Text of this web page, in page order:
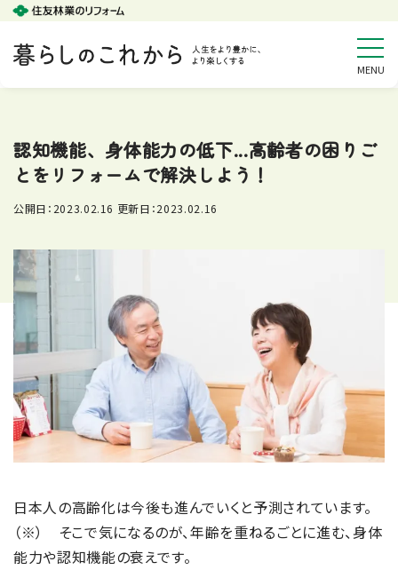
認知機能、身体能力の低下...高齢者の困りご
とをリフォームで解決しよう！
公開日： 2023.02.16 更新日：2023.02.16
日本人の高齢化は今後も進んでいくと予測されています。
（※） そこで気になるのが、年齢を重ねるごとに進む、身体
能力や認知機能の衰えです。